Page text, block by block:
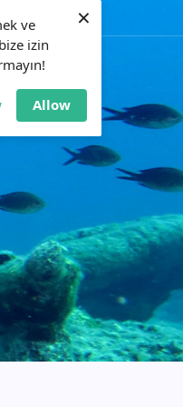
ve
izin
Allow
×
Eğitim Alın
İLETIŞIM